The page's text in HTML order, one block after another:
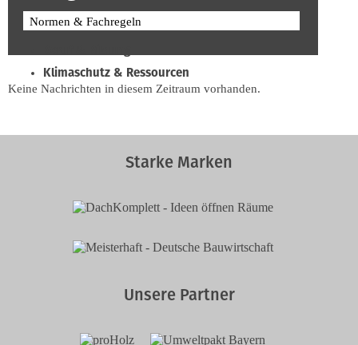
Normen & Fachregeln
Klimaschutz & Ressourcen
Normen & Fachregeln
Soziales & Tarifpolitik
Interviews
Keine Nachrichten in diesem Zeitraum vorhanden.
Starke Marken
Unsere Partner